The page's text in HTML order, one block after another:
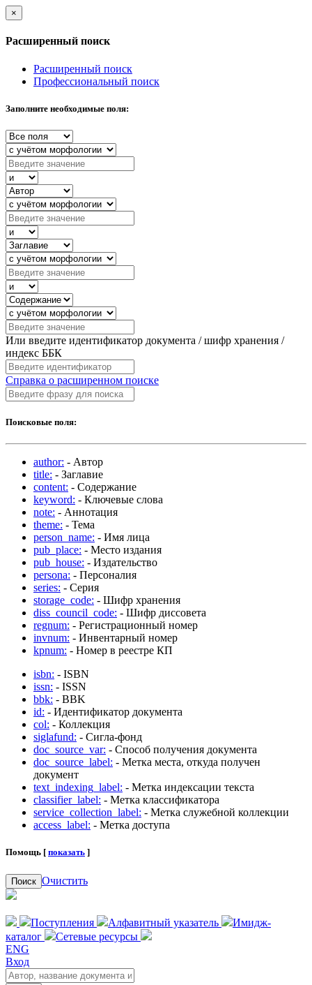
×
Расширенный поиск
Расширенный поиск
Профессиональный поиск
Заполните необходимые поля:
Или введите идентификатор документа / шифр хранения /
индекс ББК
Справка о расширенном поиске
Поисковые поля:
author: - Автор
title: - Заглавие
content: - Содержание
keyword: - Ключевые слова
note: - Аннотация
theme: - Тема
person_name: - Имя лица
pub_place: - Место издания
pub_house: - Издательство
persona: - Персоналия
series: - Серия
storage_code: - Шифр хранения
diss_council_code: - Шифр диссовета
regnum: - Регистрационный номер
invnum: - Инвентарный номер
kpnum: - Номер в реестре КП
isbn: - ISBN
issn: - ISSN
bbk: - BBK
id: - Идентификатор документа
col: - Коллекция
siglafund: - Сигла-фонд
doc_source_var: - Способ получения документа
doc_source_label: - Метка места, откуда получен
документ
text_indexing_label: - Метка индексации текста
classifier_label: - Метка классификатора
service_collection_label: - Метка служебной коллекции
access_label: - Метка доступа
Помощь [ показать ]
Поиск Очистить
Поступления Алфавитный указатель
Имидж-
каталог
Сетевые ресурсы
ENG
Вход